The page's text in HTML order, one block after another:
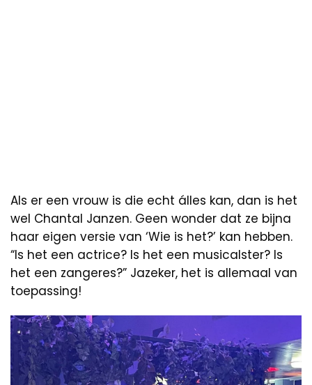
Als er een vrouw is die echt álles kan, dan is het
wel Chantal Janzen. Geen wonder dat ze bijna
haar eigen versie van ‘Wie is het?’ kan hebben.
“Is het een actrice? Is het een musicalster? Is
het een zangeres?” Jazeker, het is allemaal van
toepassing!